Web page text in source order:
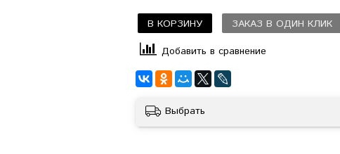
В КОРЗИНУ
ЗАКАЗ В ОДИН КЛИК
Добавить в сравнение
Выбрать